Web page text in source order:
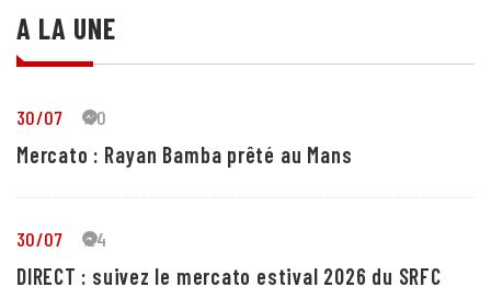
A LA UNE
30/07 30
Mercato : Rayan Bamba prêté au Mans
30/07 24
DIRECT : suivez le mercato estival 2026 du SRFC